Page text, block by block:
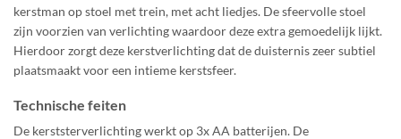
kerstman op stoel met trein, met acht liedjes. De sfeervolle stoel
zijn voorzien van verlichting waardoor deze extra gemoedelijk lijkt.
Hierdoor zorgt deze kerstverlichting dat de duisternis zeer subtiel
plaatsmaakt voor een intieme kerstsfeer.
Technische feiten
De kerststerverlichting werkt op 3x AA batterijen. De